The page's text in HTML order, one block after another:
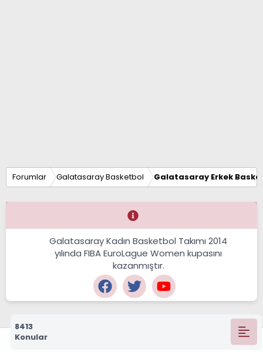
Forumlar Galatasaray Basketbol Galatasaray Erkek
Galatasaray Kadın Basketbol Takımı 2014
yılında FIBA EuroLague Women kupasını
kazanmıştır.
8413
Konular